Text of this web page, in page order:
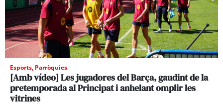
Esports, Parròquies
[Amb vídeo] Les jugadores del Barça, gaudint de la
pretemporada al Principat i anhelant omplir les
vitrines